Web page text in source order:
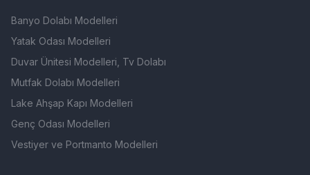
Banyo Dolabı Modelleri
Yatak Odası Modelleri
Duvar Ünitesi Modelleri, Tv Dolabı
Mutfak Dolabı Modelleri
Lake Ahşap Kapı Modelleri
Genç Odası Modelleri
Vestiyer ve Portmanto Modelleri